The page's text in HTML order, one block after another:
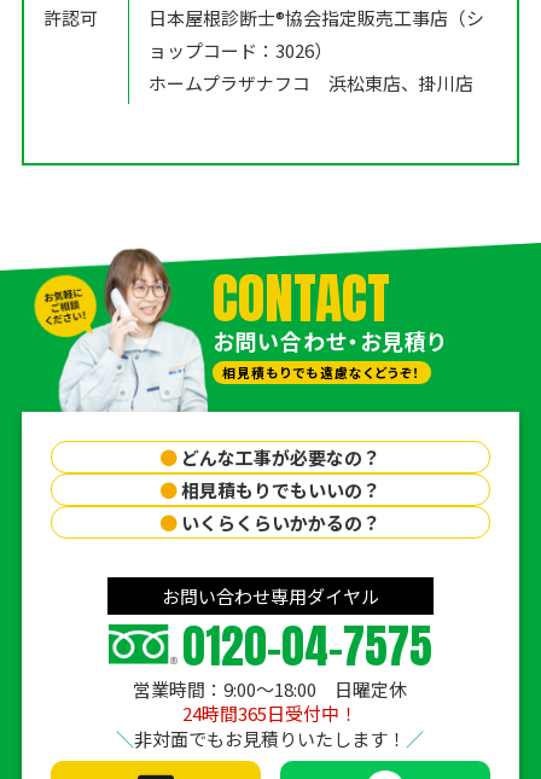
許認可
日本屋根診断士®️協会指定販売工事店（シ
ョップコード：3026）
ホームプラザナフコ 浜松東店、掛川店
CONTACT
お問い合わせ・お見積り
相見積もりでも遠慮なくどうぞ！
● どんな工事が必要なの？
●相見積もりでもいいの？
● いくらくらいかかるの？
お問い合わせ専用ダイヤル
0120-04-7575
営業時間：9:00〜18:00 日曜定休
24時間365日受付中！
非対面でもお見積りいたします！